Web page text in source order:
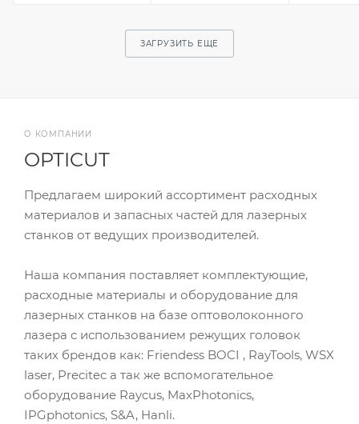
ЗАГРУЗИТЬ ЕЩЕ
О КОМПАНИИ
OPTICUT
Предлагаем широкий ассортимент расходных
материалов и запасных частей для лазерных
станков от ведущих производителей.
Наша компания поставляет комплектующие,
расходные материалы и оборудование для
лазерных станков на базе оптоволоконного
лазера с использованием режущих головок
таких брендов как: Friendess BOCI , RayTools, WSX
laser, Precitec а так же вспомогательное
оборудование Raycus, MaxPhotonics,
IPGphotonics, S&A, Hanli.